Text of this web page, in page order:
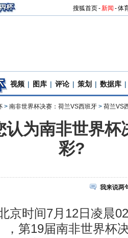
搜狐首页-新闻 -体
视频 | 图库 | 评论 | 策划 | 数据库 |
> 南非世界杯决赛：荷兰VS西班牙 > 荷兰VS
认为南非世界杯
彩?
我来说两
时间7月12日凌晨
，第19届南非世界杯